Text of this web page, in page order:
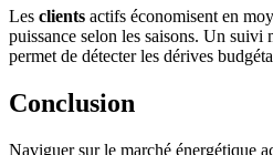
Les clients actifs économisent en
puissance selon les saisons. Un suivi
permet de détecter les dérives
Conclusion
Naviguer sur le marché énergétique